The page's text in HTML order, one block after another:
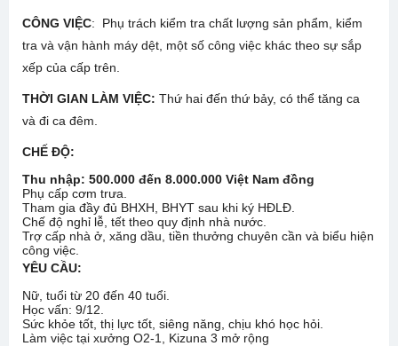
CÔNG VIỆC: Phụ trách kiểm tra chất lượng sản phẩm, kiểm
tra và vận hành máy dệt, một số công việc khác theo sự sắp
xếp của cấp trên.
THỜI GIAN LÀM VIỆC: Thứ hai đến thứ bảy, có thể tăng ca
và đi ca đêm.
CHẾ ĐỘ:
Thu nhập: 500.000 đến 8.000.000 Việt Nam đồng
Phụ cấp cơm trưa.
Tham gia đầy đủ BHXH, BHYT sau khi ký HĐLĐ.
Chế độ nghỉ lễ, tết theo quy định nhà nước.
Trợ cấp nhà ở, xăng dầu, tiền thưởng chuyên cần và biểu hiện
công việc.
YÊU CẦU:
Nữ, tuổi từ 20 đến 40 tuổi.
Học vấn: 9/12.
Sức khỏe tốt, thị lực tốt, siêng năng, chịu khó học hỏi.
Làm việc tại xưởng O2-1, Kizuna 3 mở rộng